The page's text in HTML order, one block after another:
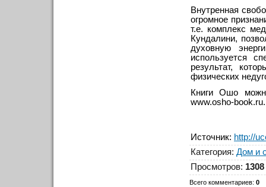
Внутренная
огромное
т.е. комплекс
Кундалини,
духовную
используется
результат,
физических
Книги Ошо
www.osho-book.ru.
Источник: http://
Категория: Дом и
Просмотров: 1308
Всего комментариев: 0